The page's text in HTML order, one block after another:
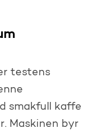
testens
smakfull kaffe
Maskinen byr